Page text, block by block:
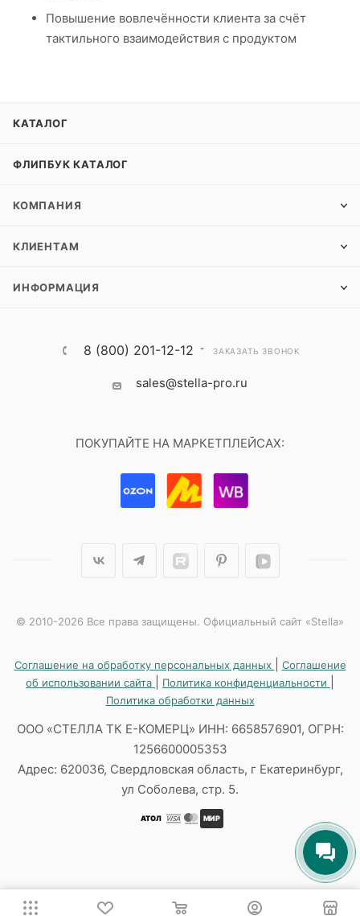
Повышение вовлечённости клиента за счёт
тактильного взаимодействия с продуктом
КАТАЛОГ
ФЛИПБУК КАТАЛОГ
КОМПАНИЯ
КЛИЕНТАМ
ИНФОРМАЦИЯ
8 (800) 201-12-12 ЗАКАЗАТЬ ЗВОНОК
sales@stella-pro.ru
ПОКУПАЙТЕ НА МАРКЕТПЛЕЙСАХ:
© 2010-2026 Все права защищены. Официальный сайт «Stella»
Соглашение на обработку персональных данных
Соглашение
об использовании сайта
Политика конфиденциальности
Политика обработки данных
ООО «СТЕЛЛА ТК Е-КОМЕРЦ» ИНН: 6658576901, ОГРН:
1256600005353
Адрес: 620036, Свердловская область, г Екатеринбург,
ул Соболева, стр. 5.
АТОЛ МИР